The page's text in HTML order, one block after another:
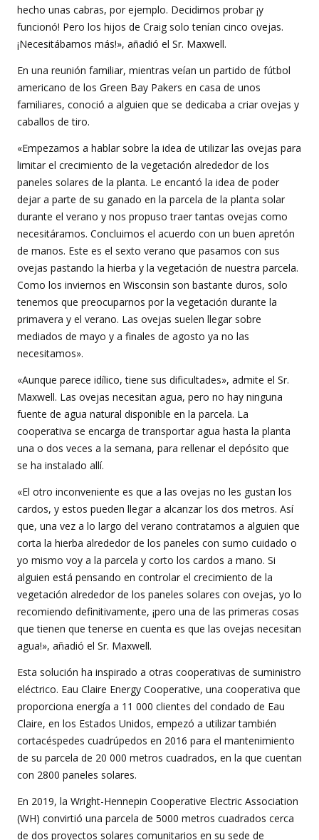
hecho unas cabras, por ejemplo. Decidimos probar ¡y
funcionó! Pero los hijos de Craig solo tenían cinco ovejas.
¡Necesitábamos más!», añadió el Sr. Maxwell.
En una reunión familiar, mientras veían un partido de fútbol
americano de los Green Bay Pakers en casa de unos
familiares, conoció a alguien que se dedicaba a criar ovejas y
caballos de tiro.
«Empezamos a hablar sobre la idea de utilizar las ovejas para
limitar el crecimiento de la vegetación alrededor de los
paneles solares de la planta. Le encantó la idea de poder
dejar a parte de su ganado en la parcela de la planta solar
durante el verano y nos propuso traer tantas ovejas como
necesitáramos. Concluimos el acuerdo con un buen apretón
de manos. Este es el sexto verano que pasamos con sus
ovejas pastando la hierba y la vegetación de nuestra parcela.
Como los inviernos en Wisconsin son bastante duros, solo
tenemos que preocuparnos por la vegetación durante la
primavera y el verano. Las ovejas suelen llegar sobre
mediados de mayo y a finales de agosto ya no las
necesitamos».
«Aunque parece idílico, tiene sus dificultades», admite el Sr.
Maxwell. Las ovejas necesitan agua, pero no hay ninguna
fuente de agua natural disponible en la parcela. La
cooperativa se encarga de transportar agua hasta la planta
una o dos veces a la semana, para rellenar el depósito que
se ha instalado allí.
«El otro inconveniente es que a las ovejas no les gustan los
cardos, y estos pueden llegar a alcanzar los dos metros. Así
que, una vez a lo largo del verano contratamos a alguien que
corta la hierba alrededor de los paneles con sumo cuidado o
yo mismo voy a la parcela y corto los cardos a mano. Si
alguien está pensando en controlar el crecimiento de la
vegetación alrededor de los paneles solares con ovejas, yo lo
recomiendo definitivamente, ¡pero una de las primeras cosas
que tienen que tenerse en cuenta es que las ovejas necesitan
agua!», añadió el Sr. Maxwell.
Esta solución ha inspirado a otras cooperativas de suministro
eléctrico. Eau Claire Energy Cooperative, una cooperativa que
proporciona energía a 11 000 clientes del condado de Eau
Claire, en los Estados Unidos, empezó a utilizar también
cortacéspedes cuadrúpedos en 2016 para el mantenimiento
de su parcela de 20 000 metros cuadrados, en la que cuentan
con 2800 paneles solares.
En 2019, la Wright-Hennepin Cooperative Electric Association
(WH) convirtió una parcela de 5000 metros cuadrados cerca
de dos proyectos solares comunitarios en su sede de